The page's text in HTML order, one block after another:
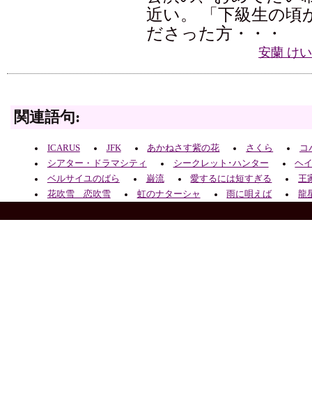
近い。 「下級生の頃
ださった方・・・
安蘭 け
関連語句:
ICARUS JFK あかねさす紫の花 さくら
コ
シアター・ドラマシティ
シークレット･ハンター
ヘ
ベルサイユのばら
巌流 愛するには短すぎる
王
花吹雪 恋吹雪
虹のナターシャ 雨に唄えば 龍